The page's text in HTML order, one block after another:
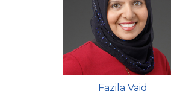
Fazila Vaid